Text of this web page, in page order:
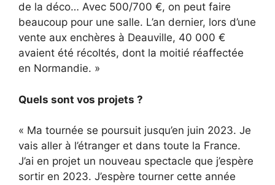
de la déco… Avec 500/700 €, on peut faire
beaucoup pour une salle. L’an dernier, lors d’une
vente aux enchères à Deauville, 40 000 €
avaient été récoltés, dont la moitié réaffectée
en Normandie. »
Quels sont vos projets ?
« Ma tournée se poursuit jusqu’en juin 2023. Je
vais aller à l’étranger et dans toute la France.
J’ai en projet un nouveau spectacle que j’espère
sortir en 2023. J’espère tourner cette année